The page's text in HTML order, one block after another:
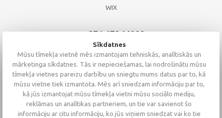
WIX
+371 67244008
+371 67271055
+371 26002793
Sīkdatnes
Mūsu tīmekļa vietnē mēs izmantojam tehniskās, analītiskās un
mārketinga sīkdatnes. Tās ir nepieciešamas, lai nodrošinātu mūsu
tīmekļa vietnes pareizu darbību un sniegtu mums datus par to, kā
mūsu vietne tiek izmantota. Mēs arī sniedzam informāciju par to,
kā jūs izmantojat mūsu tīmekļa vietni mūsu sociālo mediju,
reklāmas un analītikas partneriem, un tie var savienot šo
informāciju ar citu informāciju, ko jūs viņiem sniedzat vai ko tie